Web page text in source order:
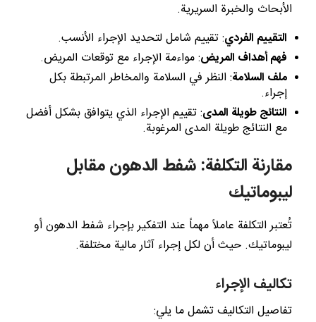
الأبحاث والخبرة السريرية.
التقييم الفردي: تقييم شامل لتحديد الإجراء الأنسب.
فهم أهداف المريض: مواءمة الإجراء مع توقعات المريض.
ملف السلامة: النظر في السلامة والمخاطر المرتبطة بكل
إجراء.
النتائج طويلة المدى: تقييم الإجراء الذي يتوافق بشكل أفضل
مع النتائج طويلة المدى المرغوبة.
مقارنة التكلفة: شفط الدهون مقابل
ليبوماتيك
تُعتبر التكلفة عاملاً مهماً عند التفكير بإجراء شفط الدهون أو
ليبوماتيك. حيث أن لكل إجراء آثار مالية مختلفة.
تكاليف الإجراء
تفاصيل التكاليف تشمل ما يلي: